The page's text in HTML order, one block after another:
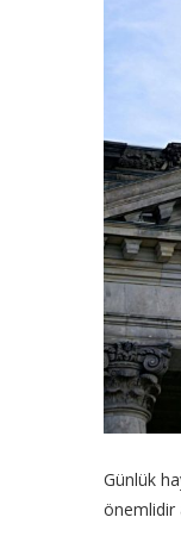
Günlük
önemlidir